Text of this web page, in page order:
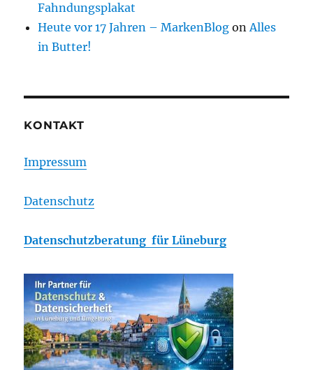
Fahndungsplakat
Heute vor 17 Jahren – MarkenBlog onAlles
in Butter!
KONTAKT
Impressum
Datenschutz
Datenschutzberatung für Lüneburg